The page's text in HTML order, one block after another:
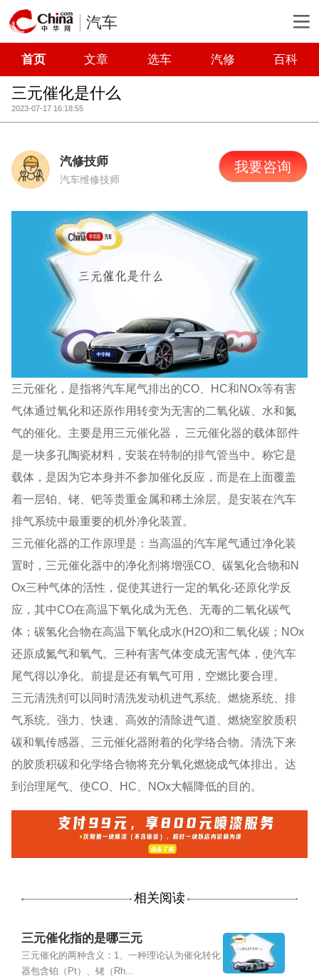
汽车
首页 文章 选车 汽修 百科
三元催化是什么
2023-07-17 16:18:55
汽修技师
汽车维修技师
我要咨询
三元催化，是指将汽车尾气排出的CO、HC和NOx等有害
气体通过氧化和还原作用转变为无害的二氧化碳、水和氮
气的催化。主要是用三元催化器， 三元催化器的载体部件
是一块多孔陶瓷材料，安装在特制的排气管当中。称它是
载体，是因为它本身并不参加催化反应，而是在上面覆盖
着一层铂、铑、钯等贵重金属和稀土涂层。是安装在汽车
排气系统中最重要的机外净化装置。
三元催化器的工作原理是：当高温的汽车尾气通过净化装
置时，三元催化器中的净化剂将增强CO、碳氢化合物和N
Ox三种气体的活性，促使其进行一定的氧化-还原化学反
应，其中CO在高温下氧化成为无色、无毒的二氧化碳气
体；碳氢化合物在高温下氧化成水(H2O)和二氧化碳；NOx
还原成氮气和氧气。三种有害气体变成无害气体，使汽车
尾气得以净化。前提是还有氧气可用，空燃比要合理。
三元清洗剂可以同时清洗发动机进气系统、燃烧系统、排
气系统。强力、快速、高效的清除进气道、燃烧室胶质积
碳和氧传感器、三元催化器附着的化学络合物。清洗下来
的胶质积碳和化学络合物将充分氧化燃烧成气体排出。达
到治理尾气、使CO、HC、NOx大幅降低的目的。
相关阅读
三元催化指的是哪三元
三元催化的两种含义：1、一种理论认为催化转化
器包含铂（Pt）、铑（Rh...